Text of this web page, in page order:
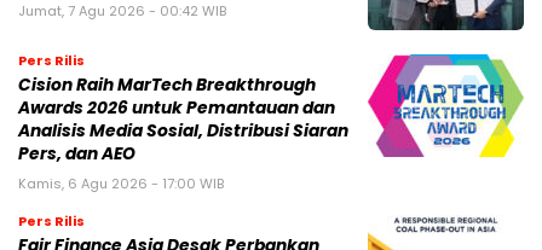
Jumat, 7 Agu 2026 - 00:42 WIB
Pers Rilis
Cision Raih MarTech Breakthrough
Awards 2026 untuk Pemantauan dan
Analisis Media Sosial, Distribusi Siaran
Pers, dan AEO
Kamis, 6 Agu 2026 - 17:00 WIB
Pers Rilis